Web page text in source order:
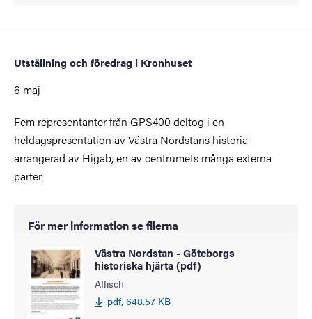
Utställning och föredrag i Kronhuset
6 maj
Fem representanter från GPS400 deltog i en
heldagspresentation av Västra Nordstans historia
arrangerad av Higab, en av centrumets många externa
parter.
För mer information se filerna
Västra Nordstan - Göteborgs
historiska hjärta (pdf)
Affisch
pdf, 648.57 KB